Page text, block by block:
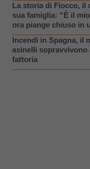
La storia di Fiocco, il
sua famiglia: “È il
ora piange chiuso in
Incendi in Spagna, il
asinelli
fattoria